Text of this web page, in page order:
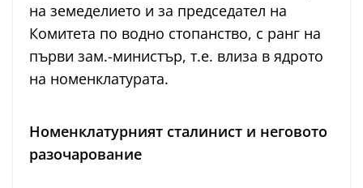
на земеделието и за председател на
Комитета по водно стопанство, с ранг на
първи зам.-министър, т.е. влиза в ядрото
на номенклатурата.
Номенклатурният сталинист и неговото
разочарование